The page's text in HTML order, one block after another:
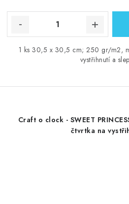
1 ks 30,5 x 30,5 cm; 250 gr/m2,
vystřihnutí a
Craft o clock - SWEET
čtvrtka na